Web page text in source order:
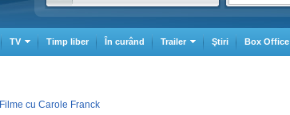
TV Timp liber În curând Trailer Ştiri Box Office
Filme cu Carole Franck